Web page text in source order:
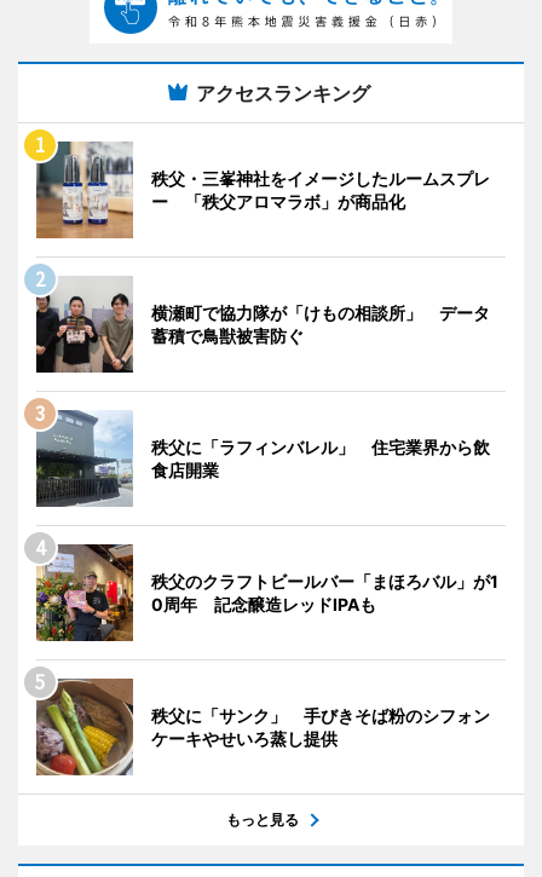
アクセスランキング
秩父・三峯神社をイメージしたルームスプレ
ー 「秩父アロマラボ」が商品化
横瀬町で協力隊が「けもの相談所」 データ
蓄積で鳥獣被害防ぐ
秩父に「ラフィンバレル」 住宅業界から飲
食店開業
秩父のクラフトビールバー「まほろバル」が1
0周年 記念醸造レッドIPAも
秩父に「サンク」 手びきそば粉のシフォン
ケーキやせいろ蒸し提供
もっと見る